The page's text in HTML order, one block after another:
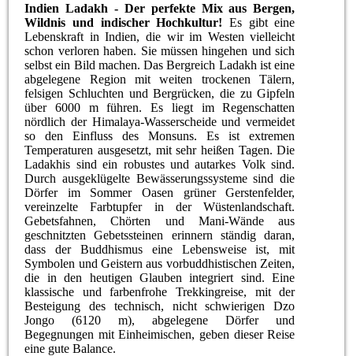
Indien Ladakh - Der perfekte Mix aus Bergen,
Wildnis und indischer Hochkultur! Es gibt eine
Lebenskraft in Indien, die wir im Westen vielleicht
schon verloren haben. Sie müssen hingehen und sich
selbst ein Bild machen. Das Bergreich Ladakh ist eine
abgelegene Region mit weiten trockenen Tälern,
felsigen Schluchten und Bergrücken, die zu Gipfeln
über 6000 m führen. Es liegt im Regenschatten
nördlich der Himalaya-Wasserscheide und vermeidet
so den Einfluss des Monsuns. Es ist extremen
Temperaturen ausgesetzt, mit sehr heißen Tagen. Die
Ladakhis sind ein robustes und autarkes Volk sind.
Durch ausgeklügelte Bewässerungssysteme sind die
Dörfer im Sommer Oasen grüner Gerstenfelder,
vereinzelte Farbtupfer in der Wüstenlandschaft.
Gebetsfahnen, Chörten und Mani-Wände aus
geschnitzten Gebetssteinen erinnern ständig daran,
dass der Buddhismus eine Lebensweise ist, mit
Symbolen und Geistern aus vorbuddhistischen Zeiten,
die in den heutigen Glauben integriert sind. Eine
klassische und farbenfrohe Trekkingreise, mit der
Besteigung des technisch, nicht schwierigen Dzo
Jongo (6120 m), abgelegene Dörfer und
Begegnungen mit Einheimischen, geben dieser Reise
eine gute Balance.